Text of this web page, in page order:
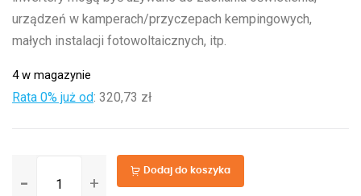
urządzeń w kamperach/przyczepach kempingowych,
małych instalacji fotowoltaicznych, itp.
4 w magazynie
Rata 0% już od: 320,73 zł
Przetwornica
Dodaj do koszyka